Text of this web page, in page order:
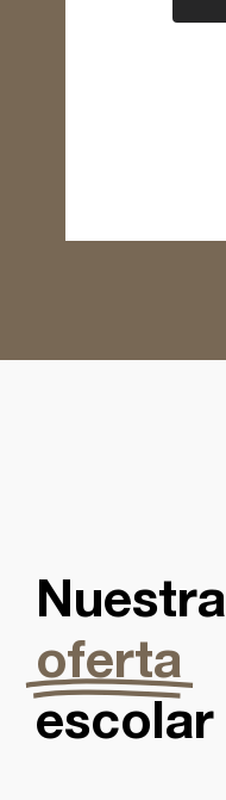
Nuestra
oferta
escolar